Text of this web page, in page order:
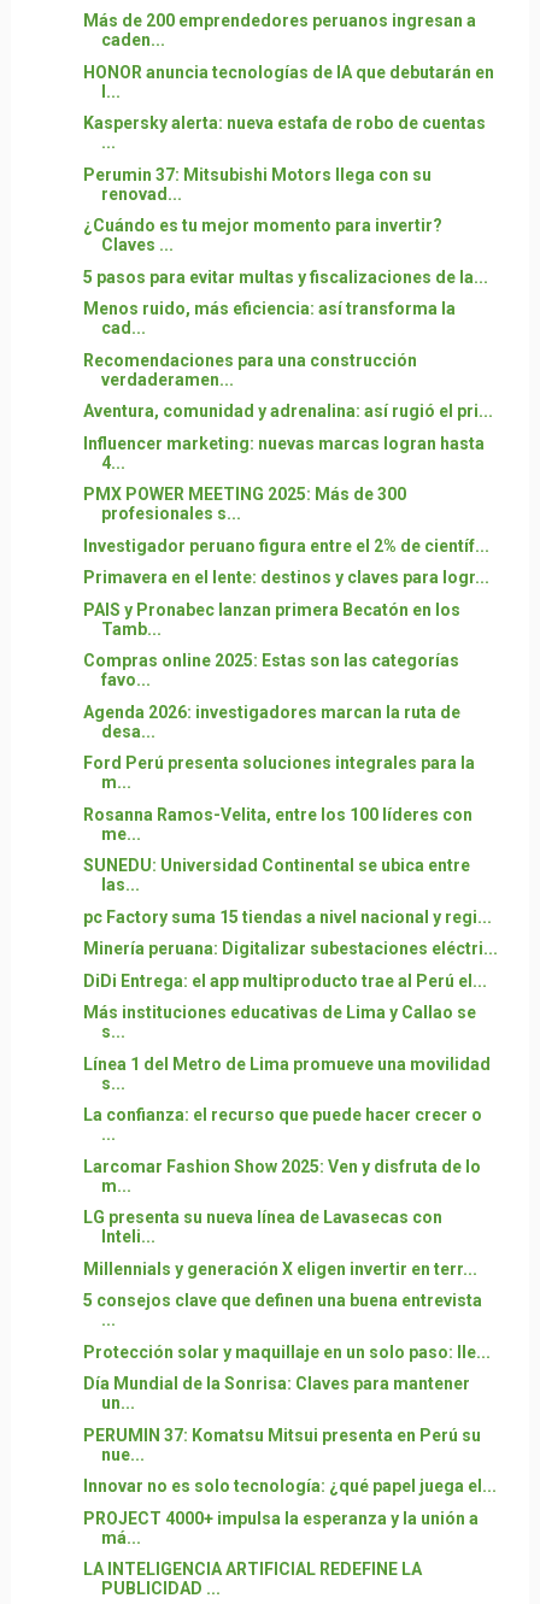
Más de 200 emprendedores peruanos ingresan a
caden...
HONOR anuncia tecnologías de IA que debutarán en
l...
Kaspersky alerta: nueva estafa de robo de cuentas
...
Perumin 37: Mitsubishi Motors llega con su
renovad...
¿Cuándo es tu mejor momento para invertir?
Claves ...
5 pasos para evitar multas y fiscalizaciones de la...
Menos ruido, más eficiencia: así transforma la
cad...
Recomendaciones para una construcción
verdaderamen...
Aventura, comunidad y adrenalina: así rugió el pri...
Influencer marketing: nuevas marcas logran hasta
4...
PMX POWER MEETING 2025: Más de 300
profesionales s...
Investigador peruano figura entre el 2% de científ...
Primavera en el lente: destinos y claves para logr...
PAIS y Pronabec lanzan primera Becatón en los
Tamb...
Compras online 2025: Estas son las categorías
favo...
Agenda 2026: investigadores marcan la ruta de
desa...
Ford Perú presenta soluciones integrales para la
m...
Rosanna Ramos-Velita, entre los 100 líderes con
me...
SUNEDU: Universidad Continental se ubica entre
las...
pc Factory suma 15 tiendas a nivel nacional y regi...
Minería peruana: Digitalizar subestaciones eléctri...
DiDi Entrega: el app multiproducto trae al Perú el...
Más instituciones educativas de Lima y Callao se
s...
Línea 1 del Metro de Lima promueve una movilidad
s...
La confianza: el recurso que puede hacer crecer o
...
Larcomar Fashion Show 2025: Ven y disfruta de lo
m...
LG presenta su nueva línea de Lavasecas con
Inteli...
Millennials y generación X eligen invertir en terr...
5 consejos clave que definen una buena entrevista
...
Protección solar y maquillaje en un solo paso: lle...
Día Mundial de la Sonrisa: Claves para mantener
un...
PERUMIN 37: Komatsu Mitsui presenta en Perú su
nue...
Innovar no es solo tecnología: ¿qué papel juega el...
PROJECT 4000+ impulsa la esperanza y la unión a
má...
LA INTELIGENCIA ARTIFICIAL REDEFINE LA
PUBLICIDAD ...